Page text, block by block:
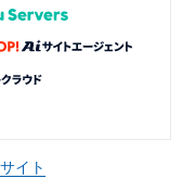
イト